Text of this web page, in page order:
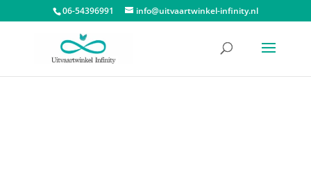
06-54396991 info@uitvaartwinkel-infinity.nl
Dieren urnen/Urn huisdier